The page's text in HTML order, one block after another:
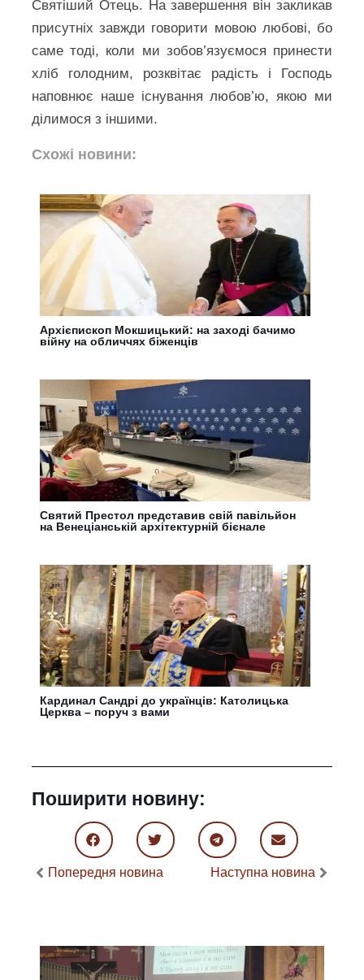
Святіший Отець. На завершення він закликав
присутніх завжди говорити мовою любові, бо
саме тоді, коли ми зобов’язуємося принести
хліб голодним, розквітає радість і Господь
наповнює наше існування любов’ю, якою ми
ділимося з іншими.
Схожі новини:
Архієпископ Мокшицький: на заході бачимо
війну на обличчях біженців
Святий Престол представив свій павільйон
на Венеціанській архітектурній бієнале
Кардинал Сандрі до українців: Католицька
Церква – поруч з вами
Поширити новину:
Попередня новина Наступна новина